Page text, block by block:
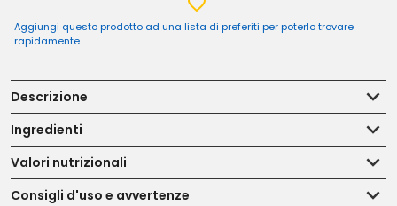
Aggiungi questo prodotto ad una lista di preferiti per poterlo trovare
rapidamente
Descrizione
Ingredienti
Valori nutrizionali
Consigli d'uso e avvertenze